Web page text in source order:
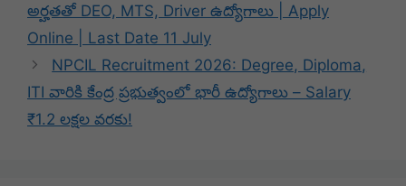
అర్హతతో DEO, MTS, Driver ఉద్యోగాలు | Apply
Online | Last Date 11 July
NPCIL Recruitment 2026: Degree, Diploma,
ITI వారికి కేంద్ర ప్రభుత్వంలో భారీ ఉద్యోగాలు – Salary
₹1.2 లక్షల వరకు!